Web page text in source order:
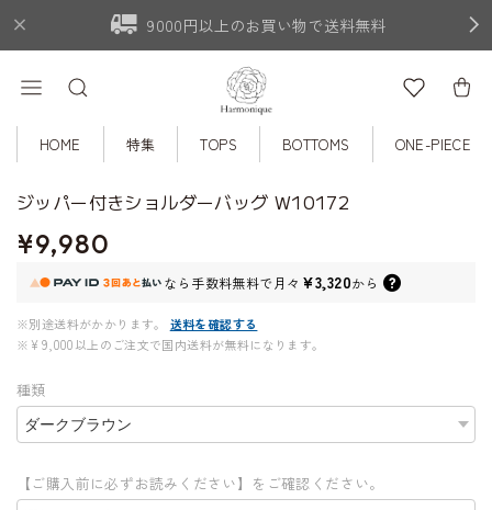
9000円以上のお買い物で送料無料
HOME 特集 TOPS BOTTOMS ONE-PIECE
ジッパー付きショルダーバッグ W10172
¥9,980
なら 手数料無料で月々 ¥3,320から
※別途送料がかかります。
送料を確認する
※¥9,000以上のご注文で国内送料が無料になります。
種類
【ご購入前に必ずお読みください】をご確認ください。